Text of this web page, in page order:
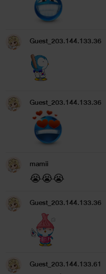
Guest_203.144.133.36
Guest_203.144.133.36
mamii
😭😭😭
Guest_203.144.133.36
Guest_203.144.133.61